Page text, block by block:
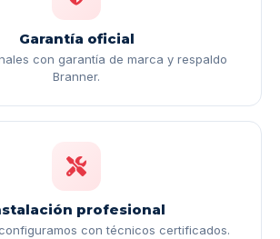
Garantía oficial
con garantía de marca y respaldo
Branner.
profesional
con técnicos certificados.